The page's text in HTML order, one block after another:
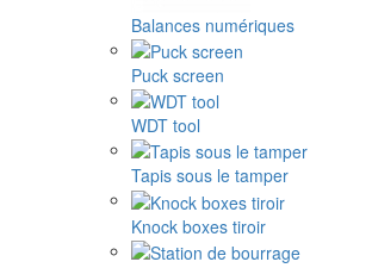
Balances numériques
Puck screen
WDT tool
Tapis sous le tamper
Knock boxes tiroir